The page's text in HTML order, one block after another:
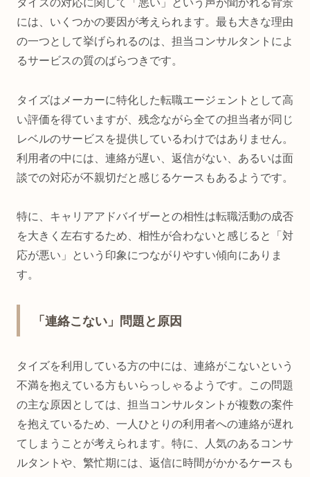
には、いくつかの要因が考えられます。最も大きな理由
の一つとして挙げられるのは、担当コンサルタントによ
るサービスの質のばらつきです。
タイズはメーカーに特化した転職エージェントとして高
い評価を得ていますが、残念ながら全ての担当者が同じ
レベルのサービスを提供しているわけではありません。
利用者の中には、連絡が遅い、返信がない、あるいは面
談での対応が不親切だと感じるケースもあるようです。
特に、キャリアアドバイザーとの相性は転職活動の成否
を大きく左右するため、相性が合わないと感じると「対
応が悪い」という印象につながりやすい傾向にありま
す。
「連絡こない」問題と原因
タイズを利用している方の中には、連絡がこないという
不満を抱えている方もいらっしゃるようです。この問題
の主な原因としては、担当コンサルタントが複数の案件
を抱えているため、一人ひとりの利用者への連絡が遅れ
てしまうことが考えられます。特に、人気のあるコンサ
ルタントや、繁忙期には、返信に時間がかかるケースも